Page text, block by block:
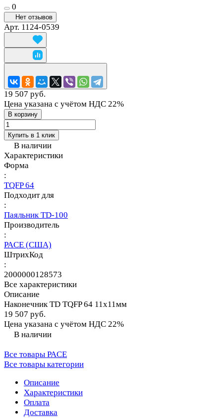
0
Нет отзывов
Арт. 1124-0539
19 507 руб.
Цена указана с учётом НДС 22%
В корзину
Купить в 1 клик
В наличии
Характеристики
Форма
:
TQFP 64
Подходит для
:
Паяльник TD-100
Производитель
:
PACE (США)
ШтрихКод
:
2000000128573
Все характеристики
Описание
Наконечник TD TQFP 64 11х11мм
19 507 руб.
Цена указана с учётом НДС 22%
В наличии
Все товары PACE
Все товары категории
Описание
Характеристики
Оплата
Доставка